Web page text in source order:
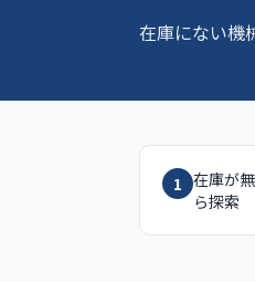
在庫にない機
1 在庫が
ら探索